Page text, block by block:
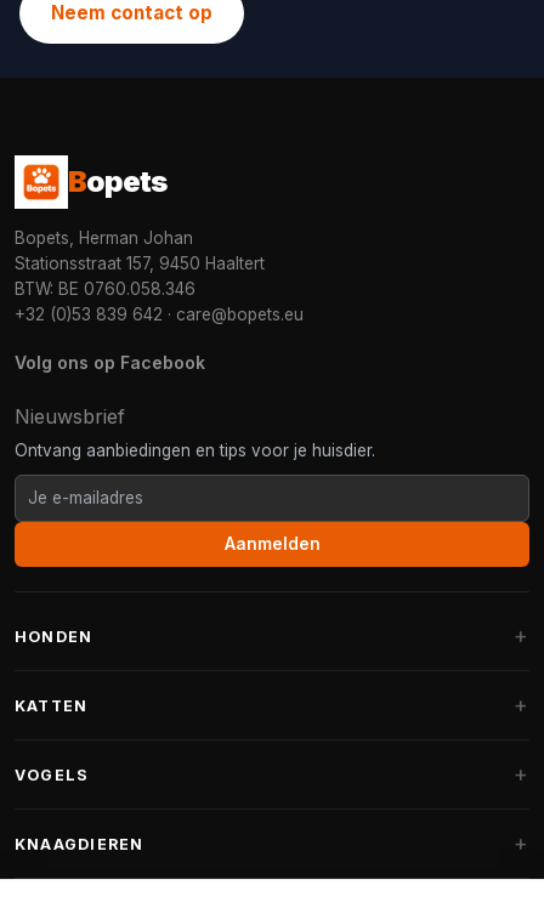
Neem contact op
Bopets
Bopets, Herman Johan
Stationsstraat 157, 9450 Haaltert
BTW: BE 0760.058.346
+32 (0)53 839 642 · care@bopets.eu
Volg ons op Facebook
Nieuwsbrief
Ontvang aanbiedingen en tips voor je huisdier.
Aanmelden
HONDEN
Fantail hondenmanden
KATTEN
Krabpalen voor Maine Coon
VOGELS
Vogelvoer binnenvogels
KNAAGDIEREN